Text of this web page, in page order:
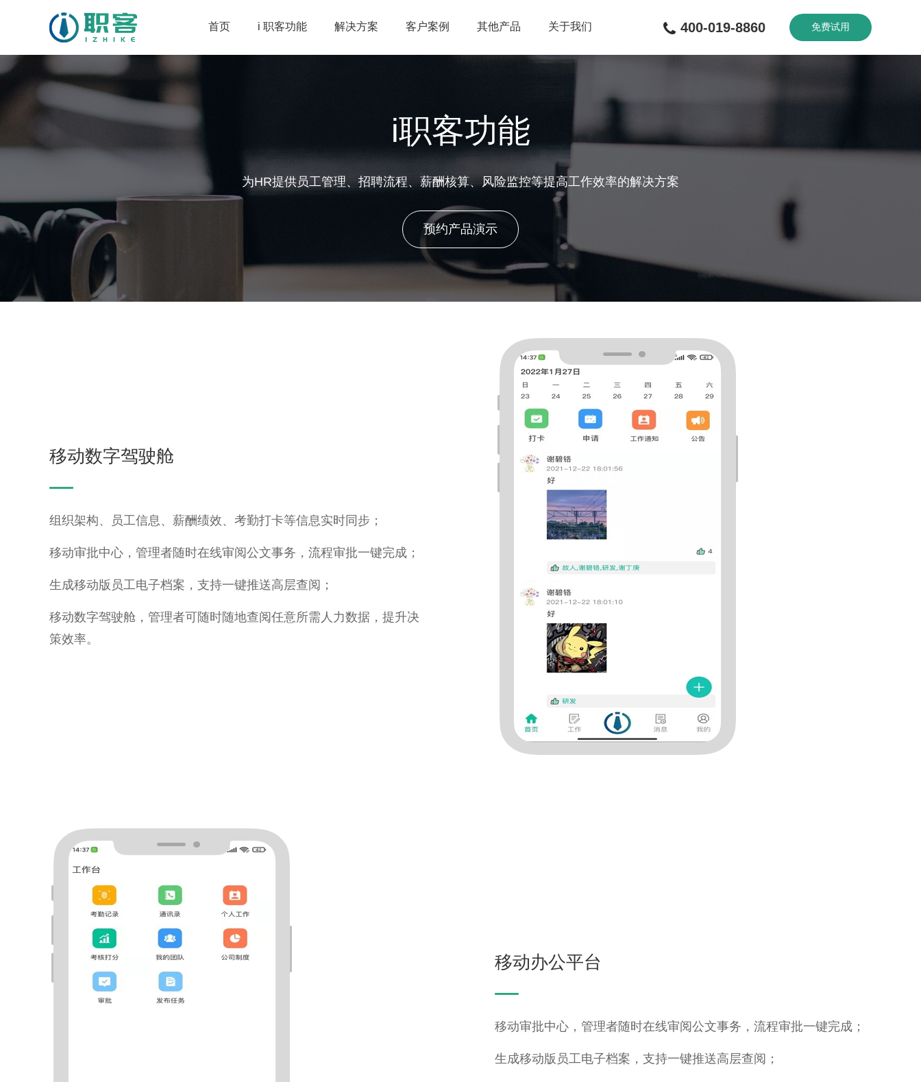
首页 i 职客功能 解决方案 客户案例 其他产品 关于我们 400-019-8860 免费试用
i职客功能
为HR提供员工管理、招聘流程、薪酬核算、风险监控等提高工作效率的解决方案
预约产品演示
移动数字驾驶舱
组织架构、员工信息、薪酬绩效、考勤打卡等信息实时同步；
移动审批中心，管理者随时在线审阅公文事务，流程审批一键完成；
生成移动版员工电子档案，支持一键推送高层查阅；
移动数字驾驶舱，管理者可随时随地查阅任意所需人力数据，提升决
策效率。
移动办公平台
移动审批中心，管理者随时在线审阅公文事务，流程审批一键完成；
生成移动版员工电子档案，支持一键推送高层查阅；